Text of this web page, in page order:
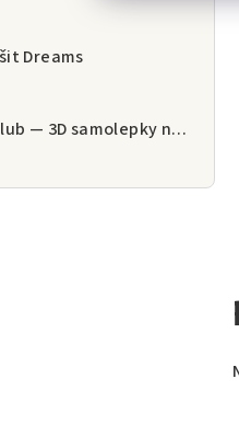
Dreams
Book Lovers Club — 3D samolepky na mobil